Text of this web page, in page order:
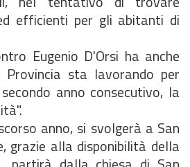
efficienti per gli abitanti di
Eugenio D'Orsi ha anche
sta lavorando per
anno consecutivo, la
anno, si svolgerà a San
grazie alla disponibilità della